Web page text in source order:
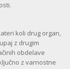
koli drug organ,
z drugim
obdelave
z varnostne